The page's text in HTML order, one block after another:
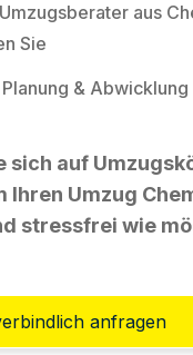
aus
Sie
&
sich auf
Ihren Umzug
stressfrei wie
anfragen